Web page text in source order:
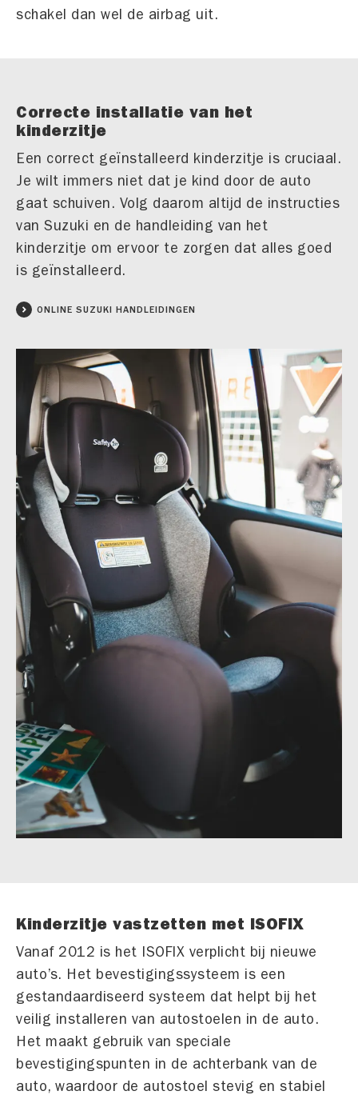
schakel dan wel de airbag uit.
Correcte installatie van het
kinderzitje
Een correct geïnstalleerd kinderzitje is cruciaal.
Je wilt immers niet dat je kind door de auto
gaat schuiven. Volg daarom altijd de instructies
van Suzuki en de handleiding van het
kinderzitje om ervoor te zorgen dat alles goed
is geïnstalleerd.
ONLINE SUZUKI HANDLEIDINGEN
Kinderzitje vastzetten met ISOFIX
Vanaf 2012 is het ISOFIX verplicht bij nieuwe
auto’s. Het bevestigingssysteem is een
gestandaardiseerd systeem dat helpt bij het
veilig installeren van autostoelen in de auto.
Het maakt gebruik van speciale
bevestigingspunten in de achterbank van de
auto, waardoor de autostoel stevig en stabiel